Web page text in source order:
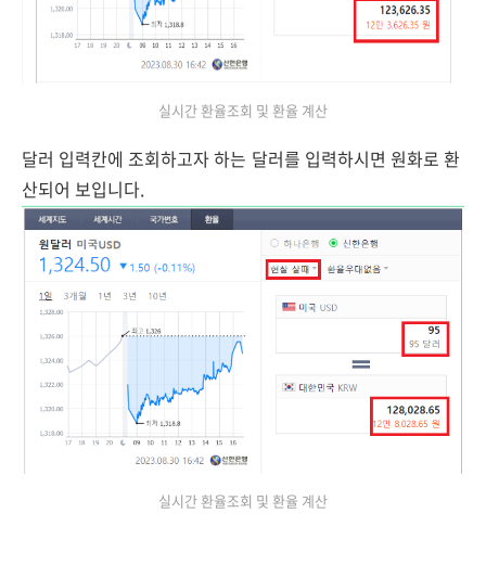
실시간 환율조회 및 환율 계산
달러 입력칸에 조회하고자 하는 달러를 입력하시면 원화로 환
산되어 보입니다.
실시간 환율조회 및 환율 계산